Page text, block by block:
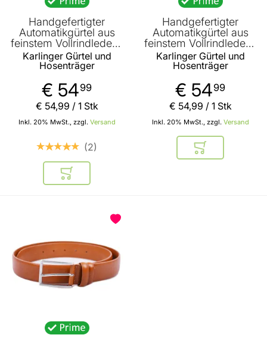
Handgefertigter
Automatikgürtel aus
feinstem Vollrindleder -
Schwarz- 35mm Breite
Karlinger Gürtel und
Hosenträger
€ 5499
Inkl. 20% MwSt., zzgl. Versand
€ 54,99 / 1 Stk
2
In den Warenkorb
Handgefertigter
Automatikgürtel aus
feinstem Vollrindleder -
Schwarz- 35mm Breite
Karlinger Gürtel und
Hosenträger
€ 5499
Inkl. 20% MwSt., zzgl. Versand
€ 54,99 / 1 Stk
In den